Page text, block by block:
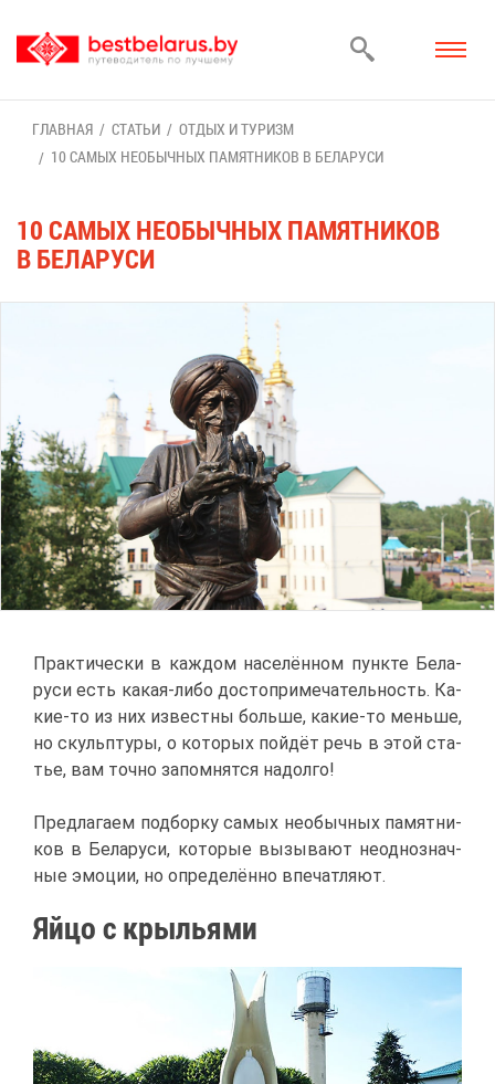
ГЛАВ­НАЯ СТА­ТЬИ
ОТ­ДЫХ И ТУ­РИЗМ
10 СА­МЫХ НЕОБЫЧ­НЫХ ПА­МЯТ­НИ­КОВ В БЕ­ЛА­РУ­СИ
10 СА­МЫХ НЕОБЫЧ­НЫХ ПА­МЯТ­НИ­КОВ
В БЕ­ЛА­РУ­СИ
Прак­ти­че­ски в каж­дом на­се­лён­ном пунк­те Бе­ла­
ру­си есть ка­кая-ли­бо до­сто­при­ме­ча­тель­ность. Ка­
кие-то из них из­вест­ны боль­ше, ка­кие-то мень­ше,
но скульп­ту­ры, о ко­то­рых пой­дёт речь в этой ста­
тье, вам точ­но за­пом­нят­ся на­дол­го!
Пред­ла­га­ем под­бор­ку са­мых необыч­ных па­мят­ни­
ков в Бе­ла­ру­си, ко­то­рые вы­зы­ва­ют неод­но­знач­
ные эмо­ции, но опре­де­лён­но впе­чат­ля­ют.
Яй­цо с кры­лья­ми